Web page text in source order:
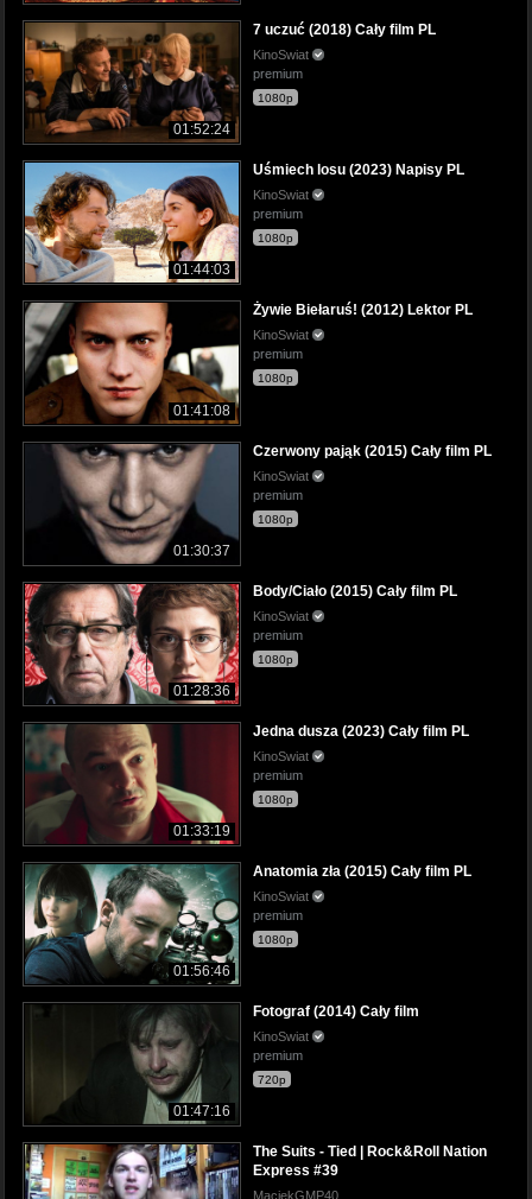
01:52:24
7 uczuć (2018) Cały film PL
KinoSwiat
premium
1080p
01:44:03
Uśmiech losu (2023) Napisy PL
KinoSwiat
premium
1080p
01:41:08
Żywie Biełaruś! (2012) Lektor PL
KinoSwiat
premium
1080p
01:30:37
Czerwony pająk (2015) Cały film PL
KinoSwiat
premium
1080p
01:28:36
Body/Ciało (2015) Cały film PL
KinoSwiat
premium
1080p
01:33:19
Jedna dusza (2023) Cały film PL
KinoSwiat
premium
1080p
01:56:46
Anatomia zła (2015) Cały film PL
KinoSwiat
premium
1080p
01:47:16
Fotograf (2014) Cały film
KinoSwiat
premium
720p
The Suits - Tied | Rock&Roll Nation
Express #39
MaciekGMP40